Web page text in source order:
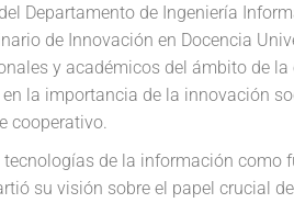
Departamento de Ingeniería
de Innovación en Docencia
y académicos del ámbito de
la importancia de la innovación
cooperativo.
de la información como
su visión sobre el papel crucial